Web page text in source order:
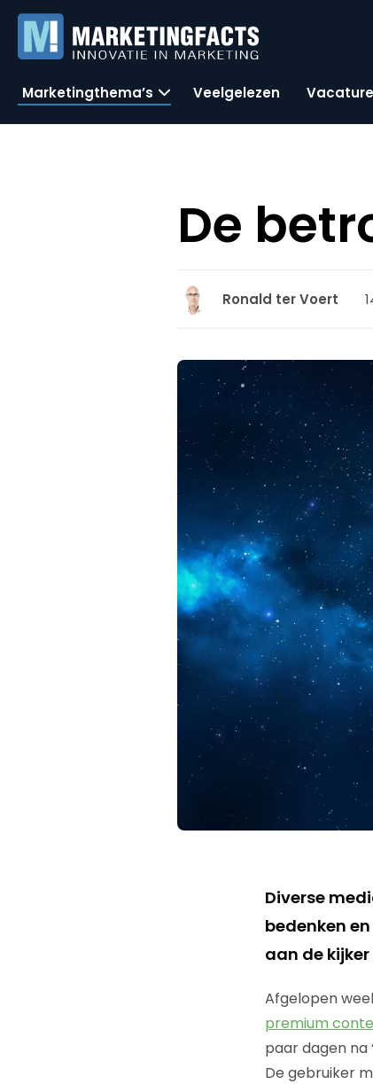
Marketingthema’s Veelgelezen
De
Ronald ter Voert
Diverse
bedenken
aan de
Afgelopen
premium
paar dagen na
De gebruiker